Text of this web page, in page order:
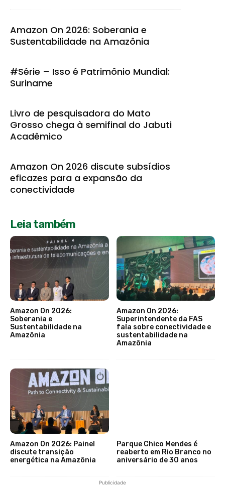
Amazon On 2026: Soberania e
Sustentabilidade na Amazônia
#Série – Isso é Patrimônio Mundial:
Suriname
Livro de pesquisadora do Mato
Grosso chega à semifinal do Jabuti
Acadêmico
Amazon On 2026 discute subsídios
eficazes para a expansão da
conectividade
Leia também
Amazon On 2026:
Soberania e
Sustentabilidade na
Amazônia
Amazon On 2026:
Superintendente da FAS
fala sobre conectividade e
sustentabilidade na
Amazônia
Amazon On 2026: Painel
discute transição
energética na Amazônia
Parque Chico Mendes é
reaberto em Rio Branco no
aniversário de 30 anos
Publicidade